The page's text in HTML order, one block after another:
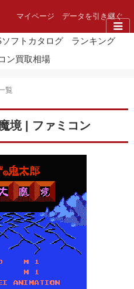
マイページ データを引き継ぐ
ソフトカタログ
ランキング
ン買取相場
覧
境 | ファミコン